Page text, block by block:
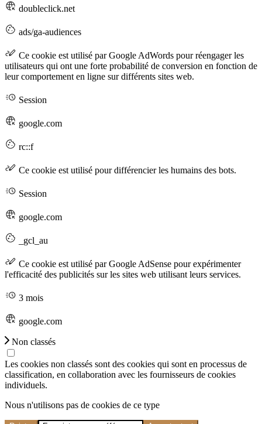
doubleclick.net
ads/ga-audiences
Ce cookie est utilisé par Google AdWords pour réengager les
utilisateurs qui ont une forte probabilité de conversion en fonction de
leur comportement en ligne sur différents sites web.
Session
google.com
rc::f
Ce cookie est utilisé pour différencier les humains des bots.
Session
google.com
_gcl_au
Ce cookie est utilisé par Google AdSense pour expérimenter
l'efficacité des publicités sur les sites web utilisant leurs services.
3 mois
google.com
Non classés
Les cookies non classés sont des cookies qui sont en processus de
classification, en collaboration avec les fournisseurs de cookies
individuels.
Nous n'utilisons pas de cookies de ce type